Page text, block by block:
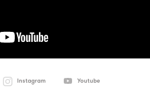
Instagram Youtube